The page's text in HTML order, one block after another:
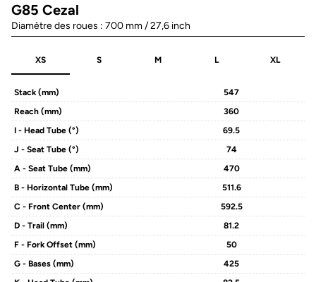
G85 Cezal
Diamètre des roues : 700 mm / 27,6 inch
XS S M L XL
Stack (mm)
547
Reach (mm)
360
I - Head Tube (°)
69.5
J - Seat Tube (°)
74
A - Seat Tube (mm)
470
B - Horizontal Tube (mm)
511.6
C - Front Center (mm)
592.5
D - Trail (mm)
81.2
F - Fork Offset (mm)
50
G - Bases (mm)
425